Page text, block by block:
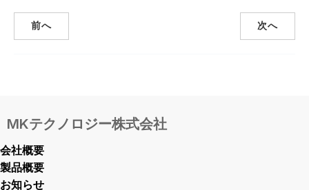
前へ 次へ
MKテクノロジー株式会社
会社概要
製品概要
お知らせ